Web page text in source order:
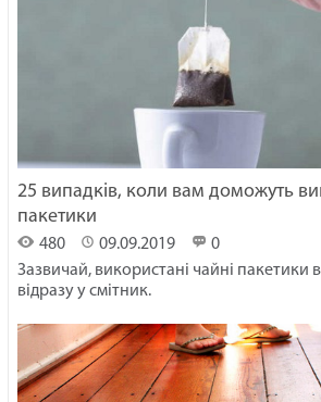
25 випадків, коли вам доможуть
пакетики
480 09.09.2019
0
Зазвичай, використані чайні пакетики
відразу у смітник.